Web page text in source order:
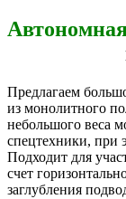
Предлагаем
из монолитного
небольшого веса
спецтехники, при
Подходит для
счет
заглубления